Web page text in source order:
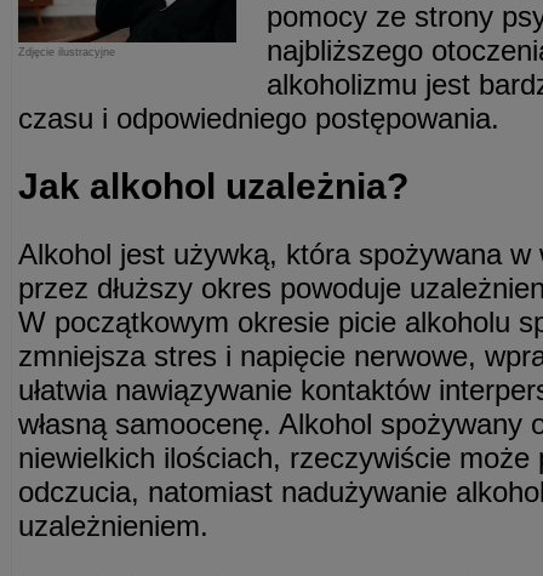
Zdjęcie ilustracyjne
pomocy ze strony
najbliższego
alkoholizmu jest
czasu i odpowiedniego postępowania.
Jak alkohol uzależnia?
Alkohol jest używką, która spożywana w
przez dłuższy okres powoduje
W początkowym okresie picie alkoholu
zmniejsza stres i napięcie nerwowe,
ułatwia nawiązywanie kontaktów
własną samoocenę. Alkohol spożywany
niewielkich ilościach, rzeczywiście
odczucia, natomiast nadużywanie
uzależnieniem.